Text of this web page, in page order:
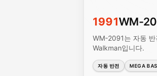
1991WM-
WM-2091는 자동
Walkman입니다.
자동 반전 MEGA